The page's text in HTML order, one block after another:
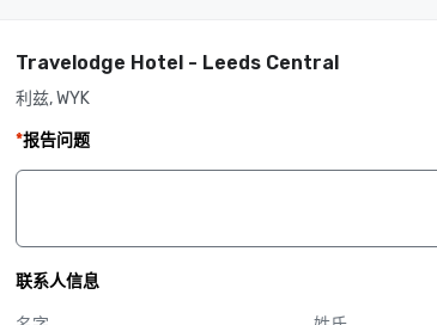
Travelodge Hotel - Leeds Central
利兹, WYK
*报告问题
联系人信息